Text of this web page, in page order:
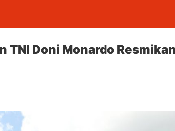
TNI Doni Monardo